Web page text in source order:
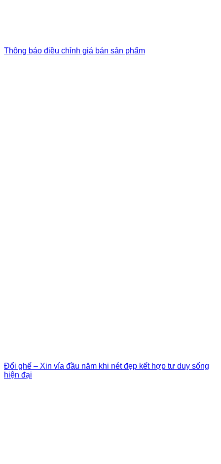
Thông báo điều chỉnh giá bán sản phẩm
Đổi ghế – Xin vía đầu năm khi nét đẹp kết hợp tư duy sống
hiện đại